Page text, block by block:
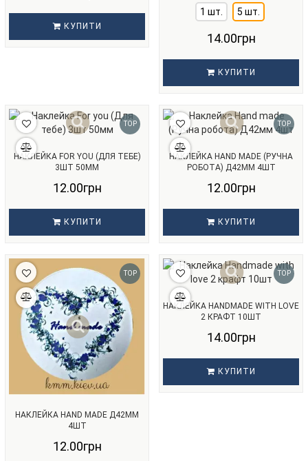
КУПИТИ
1 шт.
5 шт.
14.00грн
КУПИТИ
TOP
НАКЛЕЙКА FOR YOU (ДЛЯ ТЕБЕ)
3ШТ 50ММ
12.00грн
КУПИТИ
TOP
НАКЛЕЙКА HAND MADE (РУЧНА
РОБОТА) Д42ММ 4ШТ
12.00грн
КУПИТИ
TOP
НАКЛЕЙКА HAND MADE Д42ММ
4ШТ
12.00грн
TOP
НАКЛЕЙКА HANDMADE WITH LOVE
2 КРАФТ 10ШТ
14.00грн
КУПИТИ